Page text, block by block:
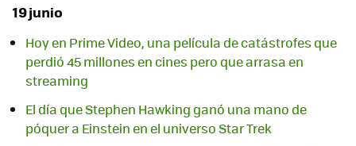
19 junio
Hoy en Prime Video, una película de catástrofes que
perdió 45 millones en cines pero que arrasa en
streaming
El día que Stephen Hawking ganó una mano de
póquer a Einstein en el universo Star Trek